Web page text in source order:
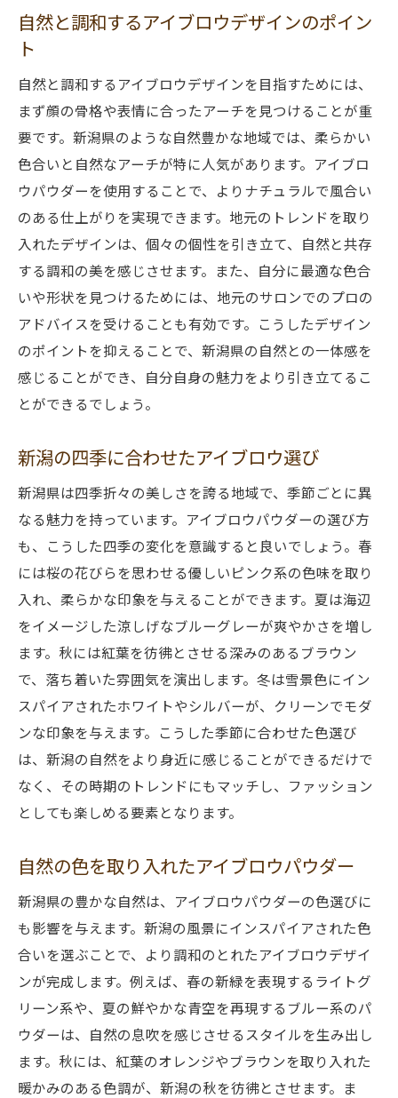
新潟のトレンドカラーとアイブロウ
新潟県ならではのトレンドとその魅力
アイブロウで感じる新潟のトレンド
柔らかい色合いのアイブロウパウダーがもたら
す新潟の自然との調和
自然に溶け込む柔らかい色合いの効果
アイブロウパウダーの色合い選びのポイン
ト
新潟の四季に合わせた柔らかい色合い
自然とアイブロウカラーの調和
柔らかさが引き立てる自然の美
新潟の風景に合う色合いの選択
新潟の四季に合わせたアイブロウパウダーの選
春夏秋冬のアイブロウカラーパレット
季節ごとのアイブロウデザイン提案
四季折々の自然を反映したカラー選び
新潟の季節感とアイブロウのコーディネー
ト
四季を感じるアイブロウデザインの魅力
新潟の四季に合わせた色味とデザイン
自然美を活かす新潟のアイブロウデザインの新
たな挑戦
新潟の自然からインスピレーションを得る
アイブロウデザインの未来と自然美の融合
新技術で実現する自然美デザイン
新潟の自然を活かした革新的デザイン
新潟の自然とアイブロウの新しいコラボレ
ーション
アイブロウパウダーで引き出す新潟の自然美と
個性のバランス
自然美と個性を両立させるデザイン
アイブロウパウダーで表現する個性
新潟の自然美を引き立てるバランスの秘訣
個性を活かしたナチュラルデザインの提案
自然と調和するアイブロウデザインのポイン
ト
自然と調和するアイブロウデザインを目指すためには、
まず顔の骨格や表情に合ったアーチを見つけることが重
要です。新潟県のような自然豊かな地域では、柔らかい
色合いと自然なアーチが特に人気があります。アイブロ
ウパウダーを使用することで、よりナチュラルで風合い
のある仕上がりを実現できます。地元のトレンドを取り
入れたデザインは、個々の個性を引き立て、自然と共存
する調和の美を感じさせます。また、自分に最適な色合
いや形状を見つけるためには、地元のサロンでのプロの
アドバイスを受けることも有効です。こうしたデザイン
のポイントを抑えることで、新潟県の自然との一体感を
感じることができ、自分自身の魅力をより引き立てるこ
とができるでしょう。
新潟の四季に合わせたアイブロウ選び
新潟県は四季折々の美しさを誇る地域で、季節ごとに異
なる魅力を持っています。アイブロウパウダーの選び方
も、こうした四季の変化を意識すると良いでしょう。春
には桜の花びらを思わせる優しいピンク系の色味を取り
入れ、柔らかな印象を与えることができます。夏は海辺
をイメージした涼しげなブルーグレーが爽やかさを増し
ます。秋には紅葉を彷彿とさせる深みのあるブラウン
で、落ち着いた雰囲気を演出します。冬は雪景色にイン
スパイアされたホワイトやシルバーが、クリーンでモダ
ンな印象を与えます。こうした季節に合わせた色選び
は、新潟の自然をより身近に感じることができるだけで
なく、その時期のトレンドにもマッチし、ファッション
としても楽しめる要素となります。
自然の色を取り入れたアイブロウパウダー
新潟県の豊かな自然は、アイブロウパウダーの色選びに
も影響を与えます。新潟の風景にインスパイアされた色
合いを選ぶことで、より調和のとれたアイブロウデザイ
ンが完成します。例えば、春の新緑を表現するライトグ
リーン系や、夏の鮮やかな青空を再現するブルー系のパ
ウダーは、自然の息吹を感じさせるスタイルを生み出し
ます。秋には、紅葉のオレンジやブラウンを取り入れた
暖かみのある色調が、新潟の秋を彷彿とさせます。ま